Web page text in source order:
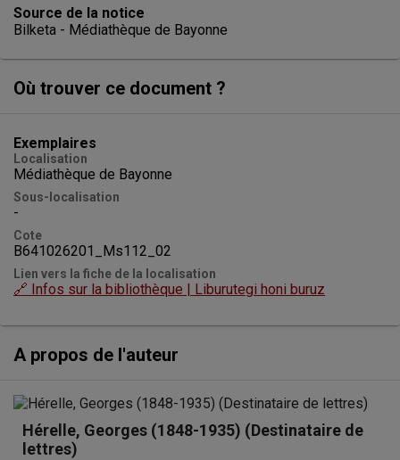
Source de la notice
Bilketa - Médiathèque de Bayonne
Où trouver ce document ?
Exemplaires
Localisation
Médiathèque de Bayonne
Sous-localisation
-
Cote
B641026201_Ms112_02
Lien vers la fiche de la localisation
🔗 Infos sur la bibliothèque | Liburutegi honi buruz
A propos de l'auteur
Hérelle, Georges (1848-1935) (Destinataire de
lettres)